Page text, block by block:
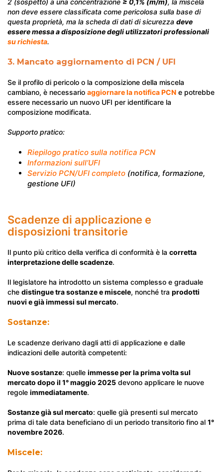
2 (sospetto) a una concentrazione ≥ 0,1% (m/m), la miscela
non deve essere classificata come pericolosa sulla base di
questa proprietà, ma la scheda di dati di sicurezza deve
essere messa a disposizione degli utilizzatori professionali
su richiesta.
3. Mancato aggiornamento di PCN / UFI
Se il profilo di pericolo o la composizione della miscela
cambiano, è necessario aggiornare la notifica PCN e potrebbe
essere necessario un nuovo UFI per identificare la
composizione modificata.
Supporto pratico:
Riepilogo pratico sulla notifica PCN
Informazioni sull’UFI
Servizio PCN/UFI completo (notifica, formazione,
gestione UFI)
Scadenze di applicazione e
disposizioni transitorie
Il punto più critico della verifica di conformità è la corretta
interpretazione delle scadenze.
Il legislatore ha introdotto un sistema complesso e graduale
che distingue tra sostanze e miscele, nonché tra prodotti
nuovi e già immessi sul mercato.
Sostanze:
Le scadenze derivano dagli atti di applicazione e dalle
indicazioni delle autorità competenti:
Nuove sostanze: quelle immesse per la prima volta sul
mercato dopo il 1° maggio 2025 devono applicare le nuove
regole immediatamente.
Sostanze già sul mercato: quelle già presenti sul mercato
prima di tale data beneficiano di un periodo transitorio fino al 1°
novembre 2026.
Miscele: